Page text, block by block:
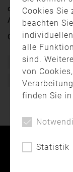
die Landwirte
Augsburg
Quelle:
Bayern Brand
Feuerwehr
Cookies Sie
beachten
alle
sind.
von
finden Sie
Statistik